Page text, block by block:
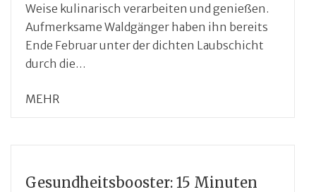
Weise kulinarisch verarbeiten und genießen.
Aufmerksame Waldgänger haben ihn bereits
Ende Februar unter der dichten Laubschicht
durch die…
MEHR
Gesundheitsbooster: 15 Minuten